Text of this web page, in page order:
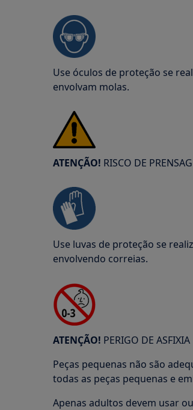
Use óculos de proteção se
envolvam molas.
ATENÇÃO! RISCO DE
Use luvas de proteção se
envolvendo correias.
ATENÇÃO! PERIGO DE ASFIXIA
Peças pequenas não são
todas as peças pequenas e
Apenas adultos devem usar